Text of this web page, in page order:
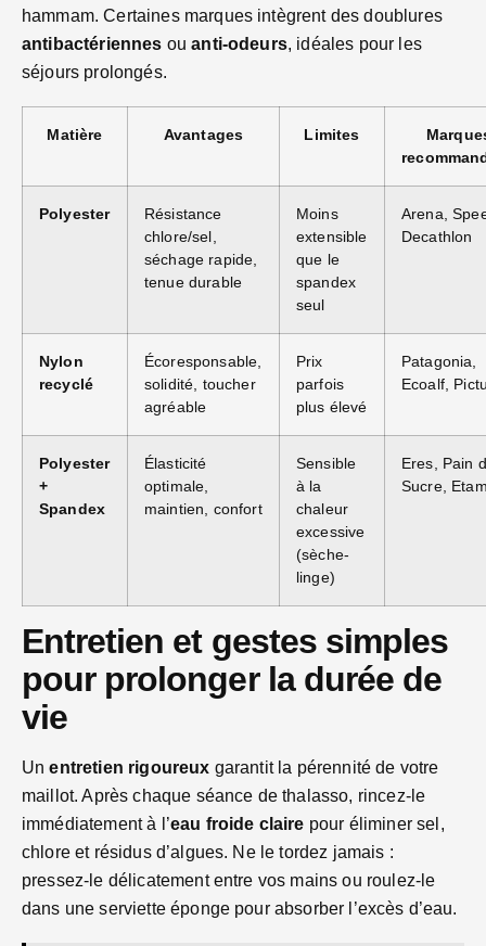
hammam. Certaines marques intègrent des doublures
antibactériennes ouanti-odeurs, idéales pour les
séjours prolongés.
Matière Avantages Limites
Polyester
Résistance
chlore/sel,
séchage rapide,
tenue durable
Moins
extensible
que le
spandex
seul
Arena,
Decathlon
Nylon
recyclé
Écoresponsable,
solidité, toucher
agréable
Prix
parfois
plus élevé
Patagonia,
Ecoalf,
Polyester
+
Spandex
Élasticité
optimale,
maintien, confort
Sensible
à la
chaleur
excessive
(sèche-
linge)
Eres, Pain
Sucre,
Entretien et gestes simples
pour prolonger la durée de
vie
Unentretien rigoureux garantit la pérennité de votre
maillot. Après chaque séance de thalasso, rincez-le
immédiatement à l’eau froide claire pour éliminer sel,
chlore et résidus d’algues. Ne le tordez jamais :
pressez-le délicatement entre vos mains ou roulez-le
dans une serviette éponge pour absorber l’excès d’eau.